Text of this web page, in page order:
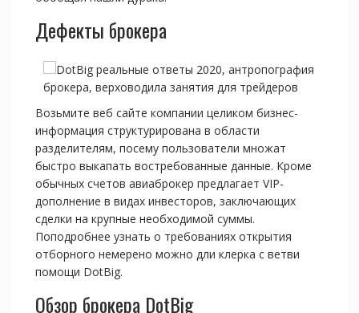
Дефекты брокера
Возьмите веб сайте компании целиком бизнес-
информация структурирована в области
разделителям, посему пользователи множат
быстро выкапать востребованные данные. Кроме
обычных счетов авиаброкер предлагает VIP-
дополнение в видах инвесторов, заключающих
сделки на крупные необходимой суммы.
Поподробнее узнать о требованиях открытия
отборного немерено можно дли клерка с ветви
помощи DotBig.
Обзор брокера DotBig